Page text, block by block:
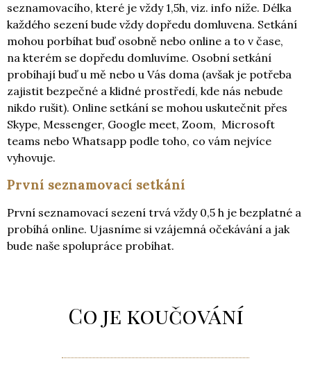
seznamovacího, které je vždy 1,5h, viz. info níže. Délka
každého sezení bude vždy dopředu domluvena. Setkání
mohou porbíhat buď osobně nebo online a to v čase,
na kterém se dopředu domluvíme. Osobní setkání
probíhají buď u mě nebo u Vás doma (avšak je potřeba
zajistit bezpečné a klidné prostředí, kde nás nebude
nikdo rušit). Online setkání se mohou uskutečnit přes
Skype, Messenger, Google meet, Zoom, Microsoft
teams nebo Whatsapp podle toho, co vám nejvíce
vyhovuje.
První seznamovací setkání
První seznamovací sezení trvá vždy 0,5 h je bezplatné a
probíhá online. Ujasníme si vzájemná očekávání a jak
bude naše spolupráce probíhat.
Co je koučování